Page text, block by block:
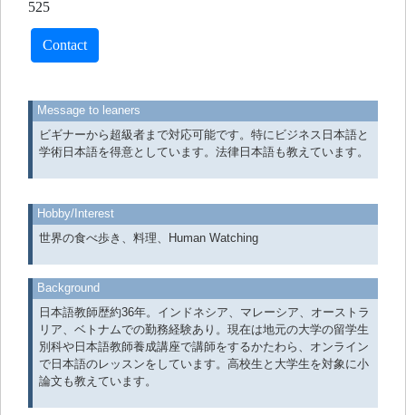
525
Contact
Message to leaners
ビギナーから超級者まで対応可能です。特にビジネス日本語と
学術日本語を得意としています。法律日本語も教えています。
Hobby/Interest
世界の食べ歩き、料理、Human Watching
Background
日本語教師歴約36年。インドネシア、マレーシア、オーストラ
リア、ベトナムでの勤務経験あり。現在は地元の大学の留学生
別科や日本語教師養成講座で講師をするかたわら、オンライン
で日本語のレッスンをしています。高校生と大学生を対象に小
論文も教えています。